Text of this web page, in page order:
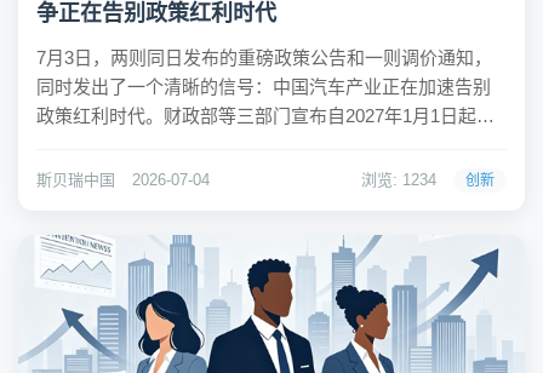
争正在告别政策红利时代
7月3日，两则同日发布的重磅政策公告和一则调价通知，
同时发出了一个清晰的信号：中国汽车产业正在加速告别
政策红利时代。财政部等三部门宣布自2027年1月1日起取
最大降幅的"三连降"——95号汽油时隔多月重回"7元时
斯贝瑞中国 2026-07-04 浏览: 1234 创新